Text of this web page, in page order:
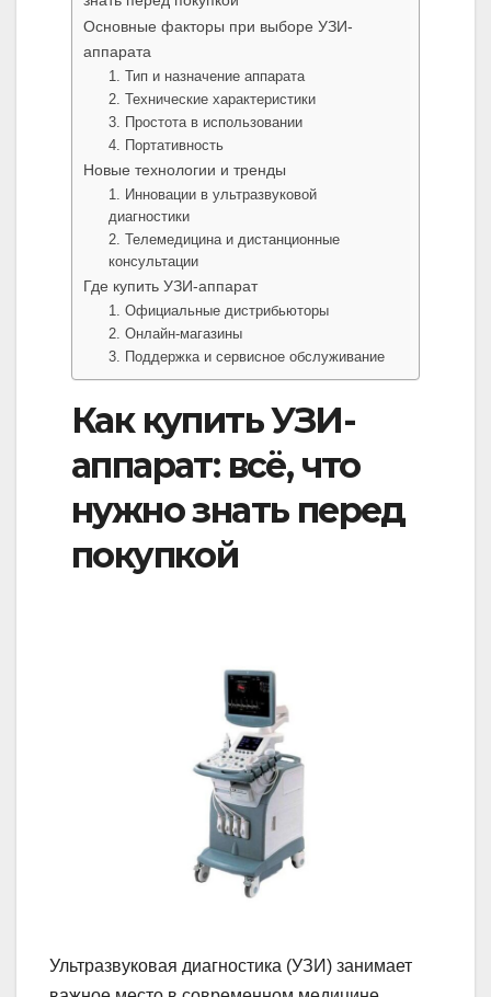
Основные факторы при выборе УЗИ-
аппарата
1. Тип и назначение аппарата
2. Технические характеристики
3. Простота в использовании
4. Портативность
Новые технологии и тренды
1. Инновации в ультразвуковой
диагностики
2. Телемедицина и дистанционные
консультации
Где купить УЗИ-аппарат
1. Официальные дистрибьюторы
2. Онлайн-магазины
3. Поддержка и сервисное обслуживание
Как купить УЗИ-
аппарат: всё, что
нужно знать перед
покупкой
Ультразвуковая диагностика (УЗИ) занимает